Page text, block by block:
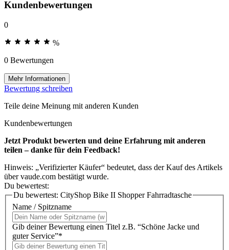
Kundenbewertungen
0
%
0 Bewertungen
Mehr Informationen
Bewertung schreiben
Teile deine Meinung mit anderen Kunden
Kundenbewertungen
Jetzt Produkt bewerten und deine Erfahrung mit anderen
teilen – danke für dein Feedback!
Hinweis: „Verifizierter Käufer“ bedeutet, dass der Kauf des Artikels
über vaude.com bestätigt wurde.
Du bewertest:
Du bewertest: CityShop Bike II Shopper Fahrradtasche
Name / Spitzname
Gib deiner Bewertung einen Titel z.B. “Schöne Jacke und
guter Service”*